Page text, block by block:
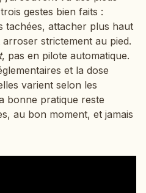
gestes bien faits :
tachées, attacher plus haut
strictement au pied.
, pas en pilote automatique.
et la dose
varient selon les
bonne pratique reste
au bon moment, et jamais